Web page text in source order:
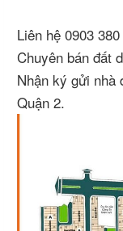
Liên hệ 0903
Chuyên bán đất
Nhận ký gửi nhà
Quận 2.